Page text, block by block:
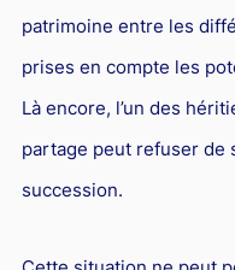
patrimoine entre les
prises en compte les
Là encore, l’un des
partage peut refuser de
succession.